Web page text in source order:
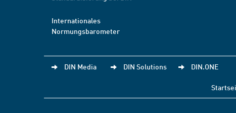
Internationales
Normungsbarometer
DIN Media DIN Solutions DIN.ONE